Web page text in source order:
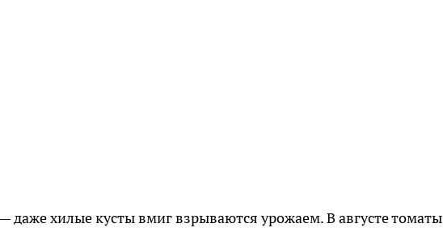
даже хилые кусты вмиг взрываются урожаем. В августе томаты